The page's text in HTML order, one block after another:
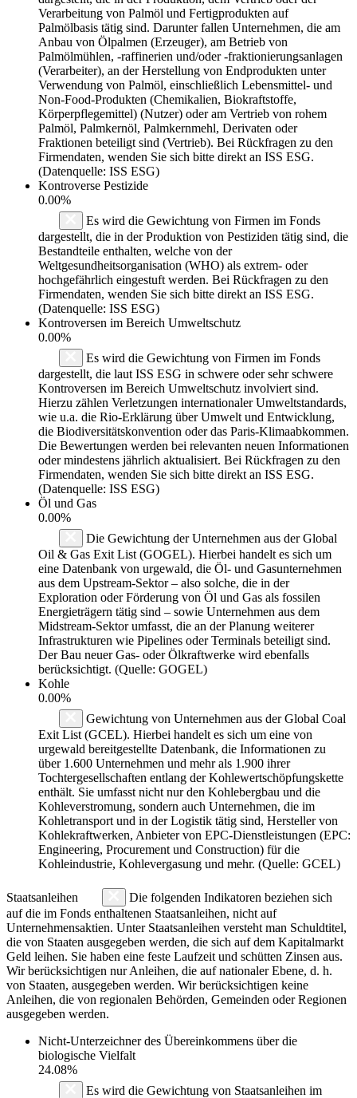
Verarbeitung von Palmöl und Fertigprodukten auf
Palmölbasis tätig sind. Darunter fallen Unternehmen, die am
Anbau von Ölpalmen (Erzeuger), am Betrieb von
Palmölmühlen, -raffinerien und/oder -fraktionierungsanlagen
(Verarbeiter), an der Herstellung von Endprodukten unter
Verwendung von Palmöl, einschließlich Lebensmittel- und
Non-Food-Produkten (Chemikalien, Biokraftstoffe,
Körperpflegemittel) (Nutzer) oder am Vertrieb von rohem
Palmöl, Palmkernöl, Palmkernmehl, Derivaten oder
Fraktionen beteiligt sind (Vertrieb). Bei Rückfragen zu den
Firmendaten, wenden Sie sich bitte direkt an ISS ESG.
(Datenquelle: ISS ESG)
Kontroverse Pestizide
0.00%
Es wird die Gewichtung von Firmen im Fonds
dargestellt, die in der Produktion von Pestiziden tätig sind, die
Bestandteile enthalten, welche von der
Weltgesundheitsorganisation (WHO) als extrem- oder
hochgefährlich eingestuft werden. Bei Rückfragen zu den
Firmendaten, wenden Sie sich bitte direkt an ISS ESG.
(Datenquelle: ISS ESG)
Kontroversen im Bereich Umweltschutz
0.00%
Es wird die Gewichtung von Firmen im Fonds
dargestellt, die laut ISS ESG in schwere oder sehr schwere
Kontroversen im Bereich Umweltschutz involviert sind.
Hierzu zählen Verletzungen internationaler Umweltstandards,
wie u.a. die Rio-Erklärung über Umwelt und Entwicklung,
die Biodiversitätskonvention oder das Paris-Klimaabkommen.
Die Bewertungen werden bei relevanten neuen Informationen
oder mindestens jährlich aktualisiert. Bei Rückfragen zu den
Firmendaten, wenden Sie sich bitte direkt an ISS ESG.
(Datenquelle: ISS ESG)
Öl und Gas
0.00%
Die Gewichtung der Unternehmen aus der Global
Oil & Gas Exit List (GOGEL). Hierbei handelt es sich um
eine Datenbank von urgewald, die Öl- und Gasunternehmen
aus dem Upstream-Sektor – also solche, die in der
Exploration oder Förderung von Öl und Gas als fossilen
Energieträgern tätig sind – sowie Unternehmen aus dem
Midstream-Sektor umfasst, die an der Planung weiterer
Infrastrukturen wie Pipelines oder Terminals beteiligt sind.
Der Bau neuer Gas- oder Ölkraftwerke wird ebenfalls
berücksichtigt. (Quelle: GOGEL)
Kohle
0.00%
Gewichtung von Unternehmen aus der Global Coal
Exit List (GCEL). Hierbei handelt es sich um eine von
urgewald bereitgestellte Datenbank, die Informationen zu
über 1.600 Unternehmen und mehr als 1.900 ihrer
Tochtergesellschaften entlang der Kohlewertschöpfungskette
enthält. Sie umfasst nicht nur den Kohlebergbau und die
Kohleverstromung, sondern auch Unternehmen, die im
Kohletransport und in der Logistik tätig sind, Hersteller von
Kohlekraftwerken, Anbieter von EPC-Dienstleistungen (EPC:
Engineering, Procurement und Construction) für die
Kohleindustrie, Kohlevergasung und mehr. (Quelle: GCEL)
Staatsanleihen
Die folgenden Indikatoren beziehen sich
auf die im Fonds enthaltenen Staatsanleihen, nicht auf
Unternehmensaktien. Unter Staatsanleihen versteht man Schuldtitel,
die von Staaten ausgegeben werden, die sich auf dem Kapitalmarkt
Geld leihen. Sie haben eine feste Laufzeit und schütten Zinsen aus.
Wir berücksichtigen nur Anleihen, die auf nationaler Ebene, d. h.
von Staaten, ausgegeben werden. Wir berücksichtigen keine
Anleihen, die von regionalen Behörden, Gemeinden oder Regionen
ausgegeben werden.
Nicht-Unterzeichner des Übereinkommens über die
biologische Vielfalt
24.08%
Es wird die Gewichtung von Staatsanleihen im